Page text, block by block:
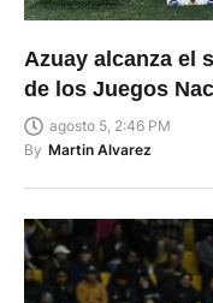
Azuay alcanza el
de los Juegos
agosto 5, 2:46 PM
By Martin Alvarez